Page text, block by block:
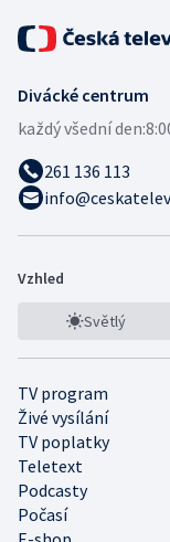
Divácké centrum
každý všední den:
261 136 113
Vzhled
Světlý
TV program
Živé vysílání
TV poplatky
Teletext
Podcasty
Počasí